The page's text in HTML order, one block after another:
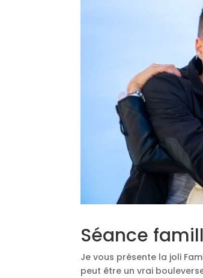
Séance
Je vous présente la joli
peut être un vrai